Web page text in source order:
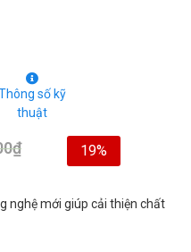
số kỹ
thuật
₫ 19%
nghệ mới giúp cải thiện chất